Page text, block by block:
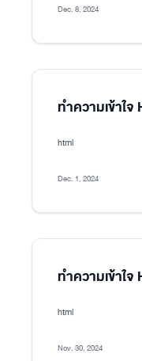
Dec. 8, 2024
ทำความเข้าใ
html
Dec. 1, 2024
ทำความเข้าใ
html
Nov. 30, 2024